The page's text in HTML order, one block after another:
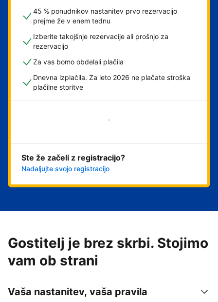
45 % ponudnikov nastanitev prvo rezervacijo
prejme že v enem tednu
Izberite takojšnje rezervacije ali prošnjo za
rezervacijo
Za vas bomo obdelali plačila
Dnevna izplačila. Za leto 2026 ne plačate stroška
plačilne storitve
Ste že začeli z registracijo?
Nadaljujte svojo registracijo
Gostitelj je brez skrbi. Stojimo
vam ob strani
Vaša nastanitev, vaša pravila